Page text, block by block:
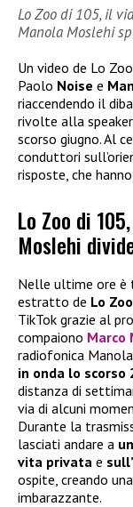
Lo Zoo di 105, il
Manola Moslehi
Un video de Lo
Paolo Noise e
riaccendendo il
rivolte alla
scorso giugno. Al
conduttori
risposte, che
Lo Zoo di
Moslehi
Nelle ultime ore è
estratto de Lo
TikTok grazie al
compaiono Marco
radiofonica
in onda lo scorso
distanza di
via di alcuni
Durante la
lasciati andare a
vita privata e
ospite, creando
imbarazzante.